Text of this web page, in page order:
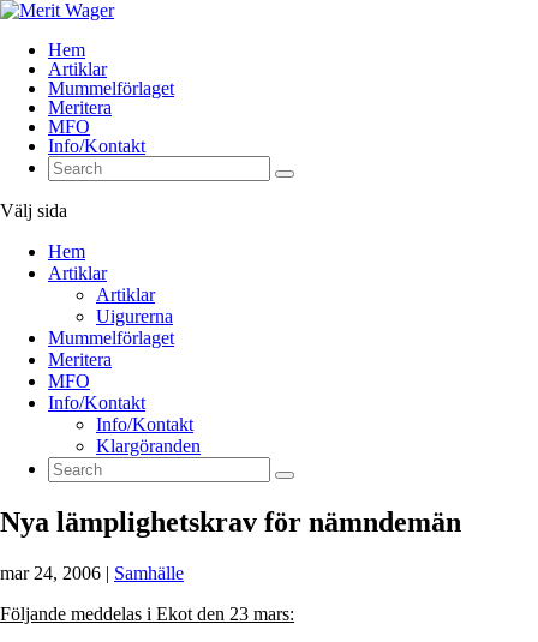
Hem
Artiklar
Mummelförlaget
Meritera
MFO
Info/Kontakt
Välj sida
Hem
Artiklar
Artiklar
Uigurerna
Mummelförlaget
Meritera
MFO
Info/Kontakt
Info/Kontakt
Klargöranden
Nya lämplighetskrav för nämndemän
mar 24, 2006 | Samhälle
Följande meddelas i Ekot den 23 mars: